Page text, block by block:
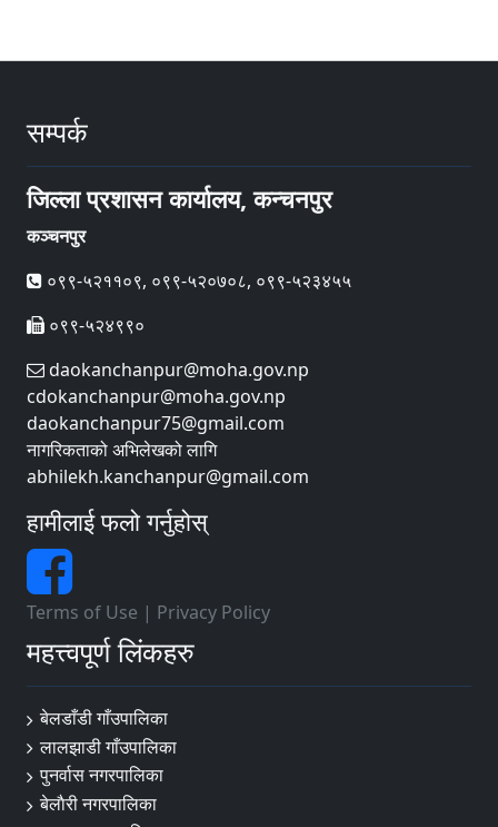
सम्पर्क
जिल्ला प्रशासन कार्यालय, कन्चनपुर
कञ्चनपुर
०९९-५२११०९, ०९९-५२०७०८, ०९९-५२३४५५
०९९-५२४९९०
daokanchanpur@moha.gov.np
cdokanchanpur@moha.gov.np
daokanchanpur75@gmail.com
नागरिकताको अभिलेखको लागि
abhilekh.kanchanpur@gmail.com
हामीलाई फलो गर्नुहोस्
Terms of Use | Privacy Policy
महत्त्वपूर्ण लिंकहरु
बेलडाँडी गाँउपालिका
लालझाडी गाँउपालिका
पुनर्वास नगरपालिका
बेलाैरी नगरपालिका